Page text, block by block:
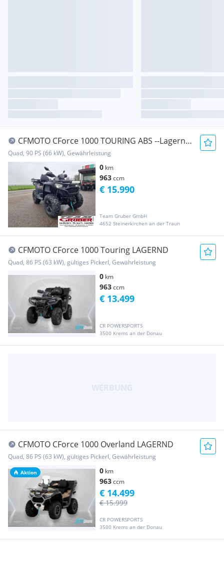
CFMOTO CForce 1000 TOURING ABS --Lagernd-
JägerEdition
Quad, 90 PS (66 kW), Gewährleistung
0 km
963ccm
Team Gruber GmbH
4652 Steinerkirchen an der Traun
€ 15.990
CFMOTO CForce 1000 Touring LAGERND
Quad, 86 PS (63 kW), gültiges Pickerl, Gewährleistung
0 km
963ccm
CR POWERSPORTS
3500 Krems an der Donau
€ 13.499
Aktion
CFMOTO CForce 1000 Overland LAGERND
Quad, 86 PS (63 kW), gültiges Pickerl, Gewährleistung
0 km
963ccm
CR POWERSPORTS
3500 Krems an der Donau
€ 15.999
€ 14.499